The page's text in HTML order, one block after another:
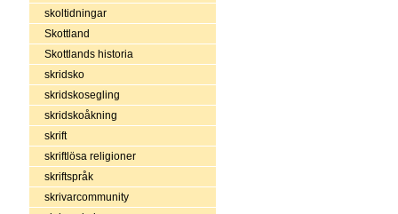
skoltidningar
Skottland
Skottlands historia
skridsko
skridskosegling
skridskoåkning
skrift
skriftlösa religioner
skriftspråk
skrivarcommunity